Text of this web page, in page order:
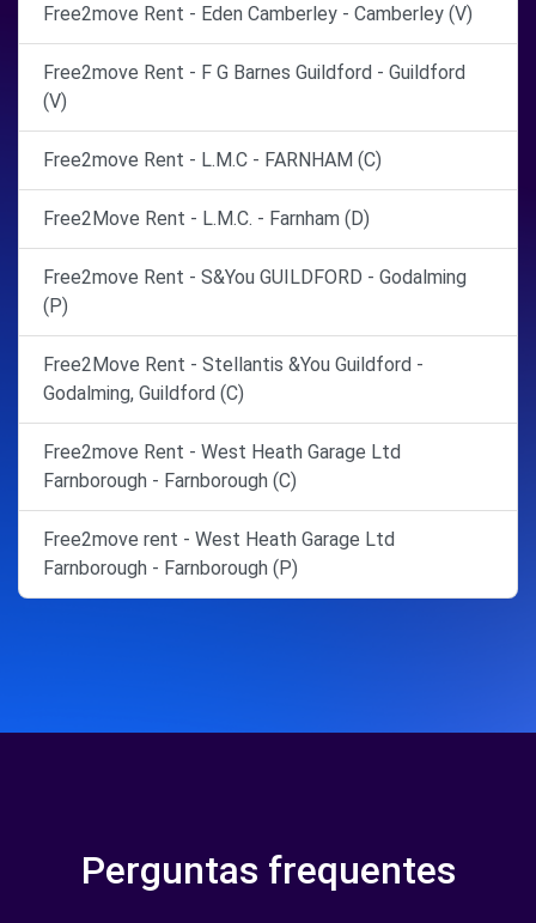
Free2move Rent - Eden Camberley - Camberley (V)
Free2move Rent - F G Barnes Guildford - Guildford
(V)
Free2move Rent - L.M.C - FARNHAM (C)
Free2Move Rent - L.M.C. - Farnham (D)
Free2move Rent - S&You GUILDFORD - Godalming
(P)
Free2Move Rent - Stellantis &You Guildford -
Godalming, Guildford (C)
Free2move Rent - West Heath Garage Ltd
Farnborough - Farnborough (C)
Free2move rent - West Heath Garage Ltd
Farnborough - Farnborough (P)
Perguntas frequentes